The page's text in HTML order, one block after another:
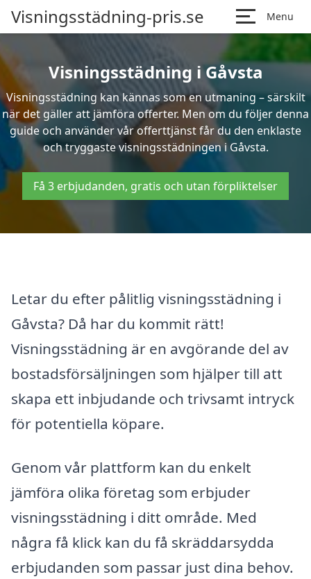
Visningsstädning-pris.se Menu
Visningsstädning i Gåvsta
Visningsstädning kan kännas som en utmaning – särskilt
när det gäller att jämföra offerter. Men om du följer denna
guide och använder vår offerttjänst får du den enklaste
och tryggaste visningsstädningen i Gåvsta.
Få 3 erbjudanden, gratis och utan förpliktelser
Letar du efter pålitlig visningsstädning i
Gåvsta? Då har du kommit rätt!
Visningsstädning är en avgörande del av
bostadsförsäljningen som hjälper till att
skapa ett inbjudande och trivsamt intryck
för potentiella köpare.
Genom vår plattform kan du enkelt
jämföra olika företag som erbjuder
visningsstädning i ditt område. Med
några få klick kan du få skräddarsydda
erbjudanden som passar just dina behov.